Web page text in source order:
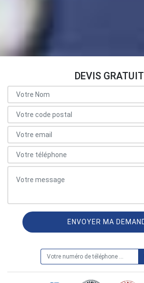
DEVIS GRATUIT